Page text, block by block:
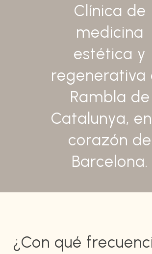
Clínica de
medicina
estética y
regenerativa
Rambla de
Catalunya, en
corazón de
Barcelona.
¿Con qué